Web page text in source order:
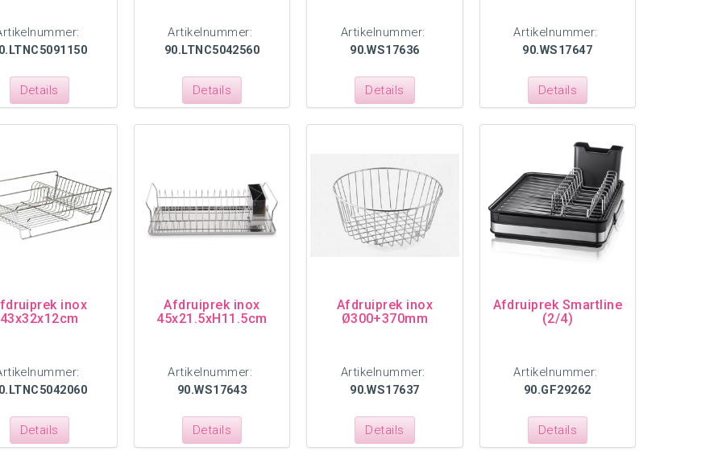
Details
Artikelnummer:
90.LTNC5042560
Details
Artikelnummer:
90.WS17636
Details
Artikelnummer:
90.WS17647
Details
inox
43x32x12cm
Details
Afdruiprek inox
45x21.5xH11.5cm
Artikelnummer:
90.WS17643
Details
Afdruiprek inox
Ø300+370mm
Artikelnummer:
90.WS17637
Details
Afdruiprek Smartline
(2/4)
Artikelnummer:
90.GF29262
Details